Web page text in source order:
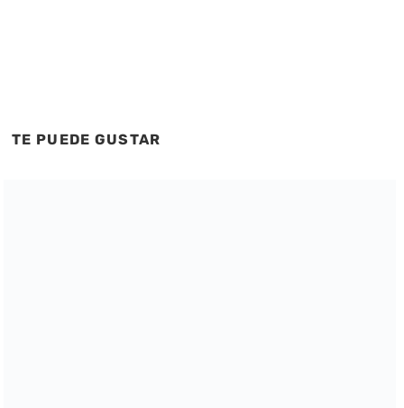
TE PUEDE GUSTAR